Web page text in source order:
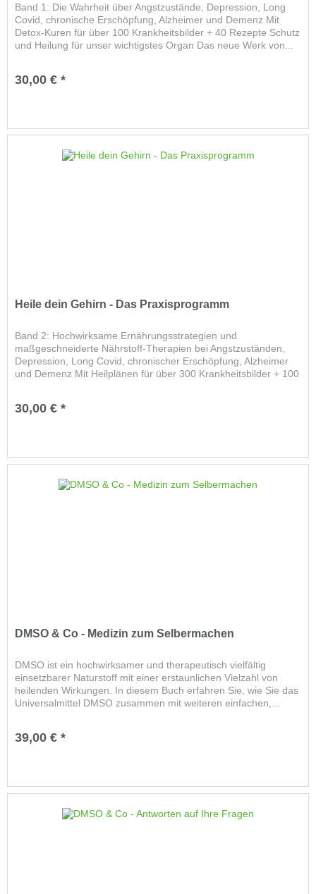
Band 1: Die Wahrheit über Angstzustände, Depression, Long
Covid, chronische Erschöpfung, Alzheimer und Demenz Mit
Detox-Kuren für über 100 Krankheitsbilder + 40 Rezepte Schutz
und Heilung für unser wichtigstes Organ Das neue Werk von...
30,00 € *
Heile dein Gehirn - Das Praxisprogramm
Band 2: Hochwirksame Ernährungsstrategien und
maßgeschneiderte Nährstoff-Therapien bei Angstzuständen,
Depression, Long Covid, chronischer Erschöpfung, Alzheimer
und Demenz Mit Heilplänen für über 300 Krankheitsbilder + 100
30,00 € *
DMSO & Co - Medizin zum Selbermachen
DMSO ist ein hochwirksamer und therapeutisch vielfältig
einsetzbarer Naturstoff mit einer erstaunlichen Vielzahl von
heilenden Wirkungen. In diesem Buch erfahren Sie, wie Sie das
Universalmittel DMSO zusammen mit weiteren einfachen,...
39,00 € *